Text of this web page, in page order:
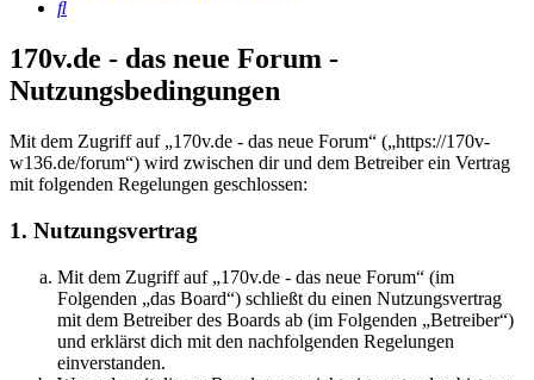
Suche
170v.de - das neue Forum -
Nutzungsbedingungen
Mit dem Zugriff auf „170v.de - das neue Forum“ („https://170v-
w136.de/forum“) wird zwischen dir und dem Betreiber ein Vertrag
mit folgenden Regelungen geschlossen:
1. Nutzungsvertrag
Mit dem Zugriff auf „170v.de - das neue Forum“ (im
Folgenden „das Board“) schließt du einen Nutzungsvertrag
mit dem Betreiber des Boards ab (im Folgenden „Betreiber“)
und erklärst dich mit den nachfolgenden Regelungen
einverstanden.